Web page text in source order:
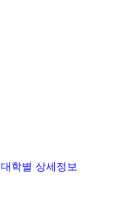
대학별 상세정보